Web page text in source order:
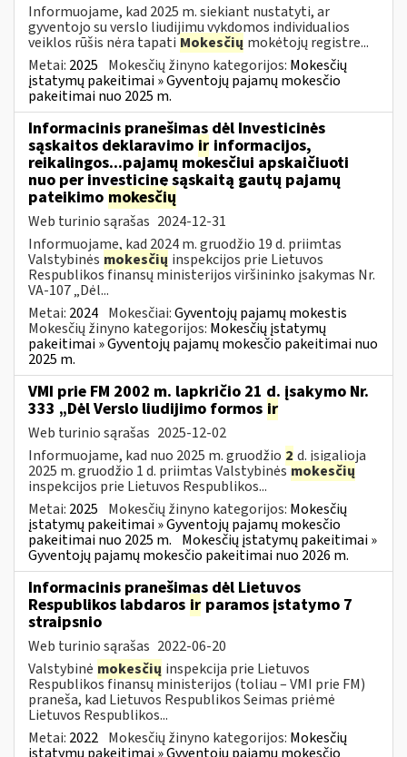
Informuojame, kad 2025 m. siekiant nustatyti, ar
gyventojo su verslo liudijimu vykdomos individualios
veiklos rūšis nėra tapati Mokesčių mokėtojų registre...
Metai: 2025 Mokesčių žinyno kategorijos: Mokesčių
įstatymų pakeitimai » Gyventojų pajamų mokesčio
pakeitimai nuo 2025 m.
Informacinis pranešimas dėl Investicinės
sąskaitos deklaravimo ir informacijos,
reikalingos...pajamų mokesčiui apskaičiuoti
nuo per investicinę sąskaitą gautų pajamų
pateikimo mokesčių
Web turinio sąrašas 2024-12-31
Informuojame, kad 2024 m. gruodžio 19 d. priimtas
Valstybinės mokesčių inspekcijos prie Lietuvos
Respublikos finansų ministerijos viršininko įsakymas Nr.
VA-107 „Dėl...
Metai: 2024 Mokesčiai:Gyventojų pajamų mokestis
Mokesčių žinyno kategorijos: Mokesčių įstatymų
pakeitimai » Gyventojų pajamų mokesčio pakeitimai nuo
2025 m.
VMI prie FM 2002 m. lapkričio 21 d. įsakymo Nr.
333 „Dėl Verslo liudijimo formos ir
Web turinio sąrašas 2025-12-02
Informuojame, kad nuo 2025 m. gruodžio 2 d. įsigalioja
2025 m. gruodžio 1 d. priimtas Valstybinėsmokesčių
inspekcijos prie Lietuvos Respublikos...
Metai: 2025 Mokesčių žinyno kategorijos: Mokesčių
įstatymų pakeitimai » Gyventojų pajamų mokesčio
pakeitimai nuo 2025 m. Mokesčių įstatymų pakeitimai »
Gyventojų pajamų mokesčio pakeitimai nuo 2026 m.
Informacinis pranešimas dėl Lietuvos
Respublikos labdaros ir paramos įstatymo 7
straipsnio
Web turinio sąrašas 2022-06-20
Valstybinė mokesčių inspekcija prie Lietuvos
Respublikos finansų ministerijos (toliau – VMI prie FM)
praneša, kad Lietuvos Respublikos Seimas priėmė
Lietuvos Respublikos...
Metai: 2022 Mokesčių žinyno kategorijos: Mokesčių
įstatymų pakeitimai » Gyventojų pajamų mokesčio